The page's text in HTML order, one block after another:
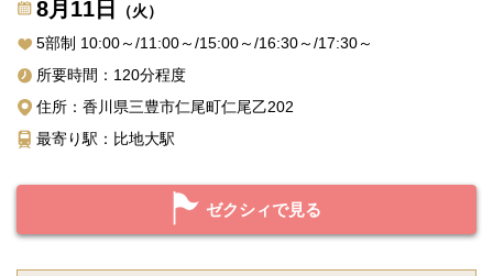
8月11日
（火）
5部制 10:00～/11:00～/15:00～/16:30～/17:30～
所要時間：120分程度
住所：香川県三豊市仁尾町仁尾乙202
最寄り駅：比地大駅
ゼクシィで見る